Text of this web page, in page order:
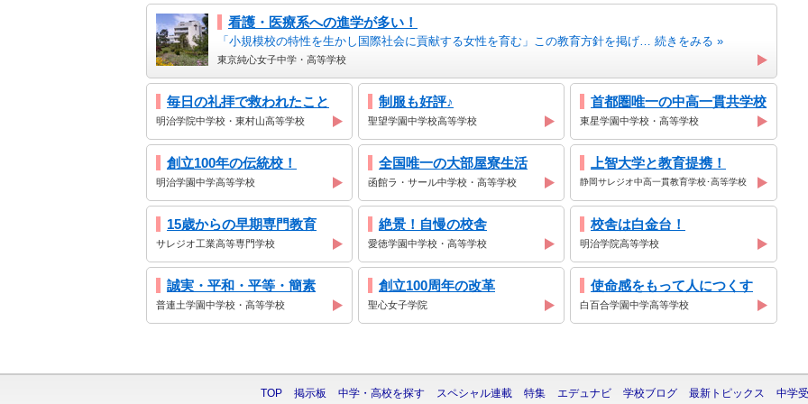
看護・医療系への進学が多い！
「小規模校の特性を生かし国際社会に貢献する女性を育む」この教育方針を掲げ… 続きをみる »
東京純心女子中学・高等学校
毎日の礼拝で救われたこと
明治学院中学校・東村山高等学校
制服も好評♪
聖望学園中学校高等学校
首都圏唯一の中高一貫共学校
東星学園中学校・高等学校
創立100年の伝統校！
明治学園中学高等学校
全国唯一の大部屋寮生活
函館ラ・サール中学校・高等学校
上智大学と教育提携！
静岡サレジオ中高一貫教育学校･高等学校
15歳からの早期専門教育
サレジオ工業高等専門学校
絶景！自慢の校舎
愛徳学園中学校・高等学校
校舎は白金台！
明治学院高等学校
誠実・平和・平等・簡素
普連土学園中学校・高等学校
創立100周年の改革
聖心女子学院
使命感をもって人につくす
白百合学園中学高等学校
TOP 掲示板 中学・高校を探す スペシャル連載 特集 エデュナビ 学校ブログ 最新トピックス 中学